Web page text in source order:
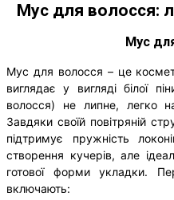
Мус для волосся:
Мус
Мус для волосся – це
виглядає у вигляді білої
волосся) не липне, легко
Завдяки своїй повітряній
підтримує пружність
створення кучерів, але
готової форми укладки.
включають: